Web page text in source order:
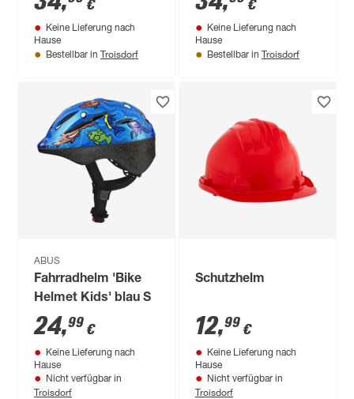
€
Keine Lieferung nach
Hause
Bestellbar in Troisdorf
€
Keine Lieferung nach
Hause
Bestellbar in Troisdorf
ABUS
Fahrradhelm 'Bike
Helmet Kids' blau S
24,99 €
Keine Lieferung nach
Hause
Nicht verfügbar in
Troisdorf
Schutzhelm
12,99 €
Keine Lieferung nach
Hause
Nicht verfügbar in
Troisdorf